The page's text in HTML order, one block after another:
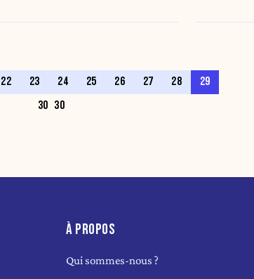
22 23 24 25 26 27 28
29
30 30
À PROPOS
Qui sommes-nous ?